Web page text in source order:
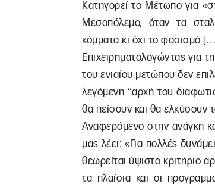
Κατηγορεί το Μέτωπο για
Μεσοπόλεμο, όταν τα
κόμματα κι όχι το φασισμό
Επιχειρηματολογώντας για
του ενιαίου μετώπου δεν
λεγόμενη “αρχή του
θα πείσουν και θα ελκύσουν
Αναφερόμενο στην ανάγκη
μας λέει: «Για πολλές
θεωρείται ύψιστο κριτήριο
τα πλαίσια και οι